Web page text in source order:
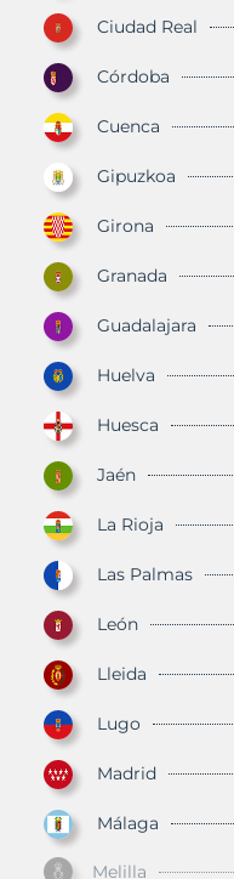
Ciudad Real
Córdoba
Cuenca
Gipuzkoa
Girona
Granada
Guadalajara
Huelva
Huesca
Jaén
La Rioja
Las Palmas
León
Lleida
Lugo
Madrid
Málaga
Melilla